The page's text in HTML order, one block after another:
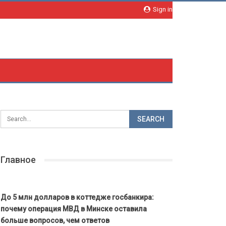
Sign in
Главное
До 5 млн долларов в коттедже госбанкира:
почему операция МВД в Минске оставила
больше вопросов, чем ответов